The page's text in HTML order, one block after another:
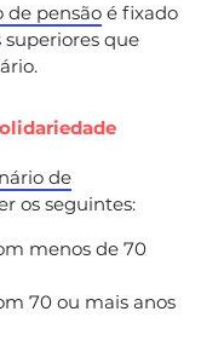
pensão é fixado
superiores que
de
os seguintes:
menos de 70
70 ou mais anos